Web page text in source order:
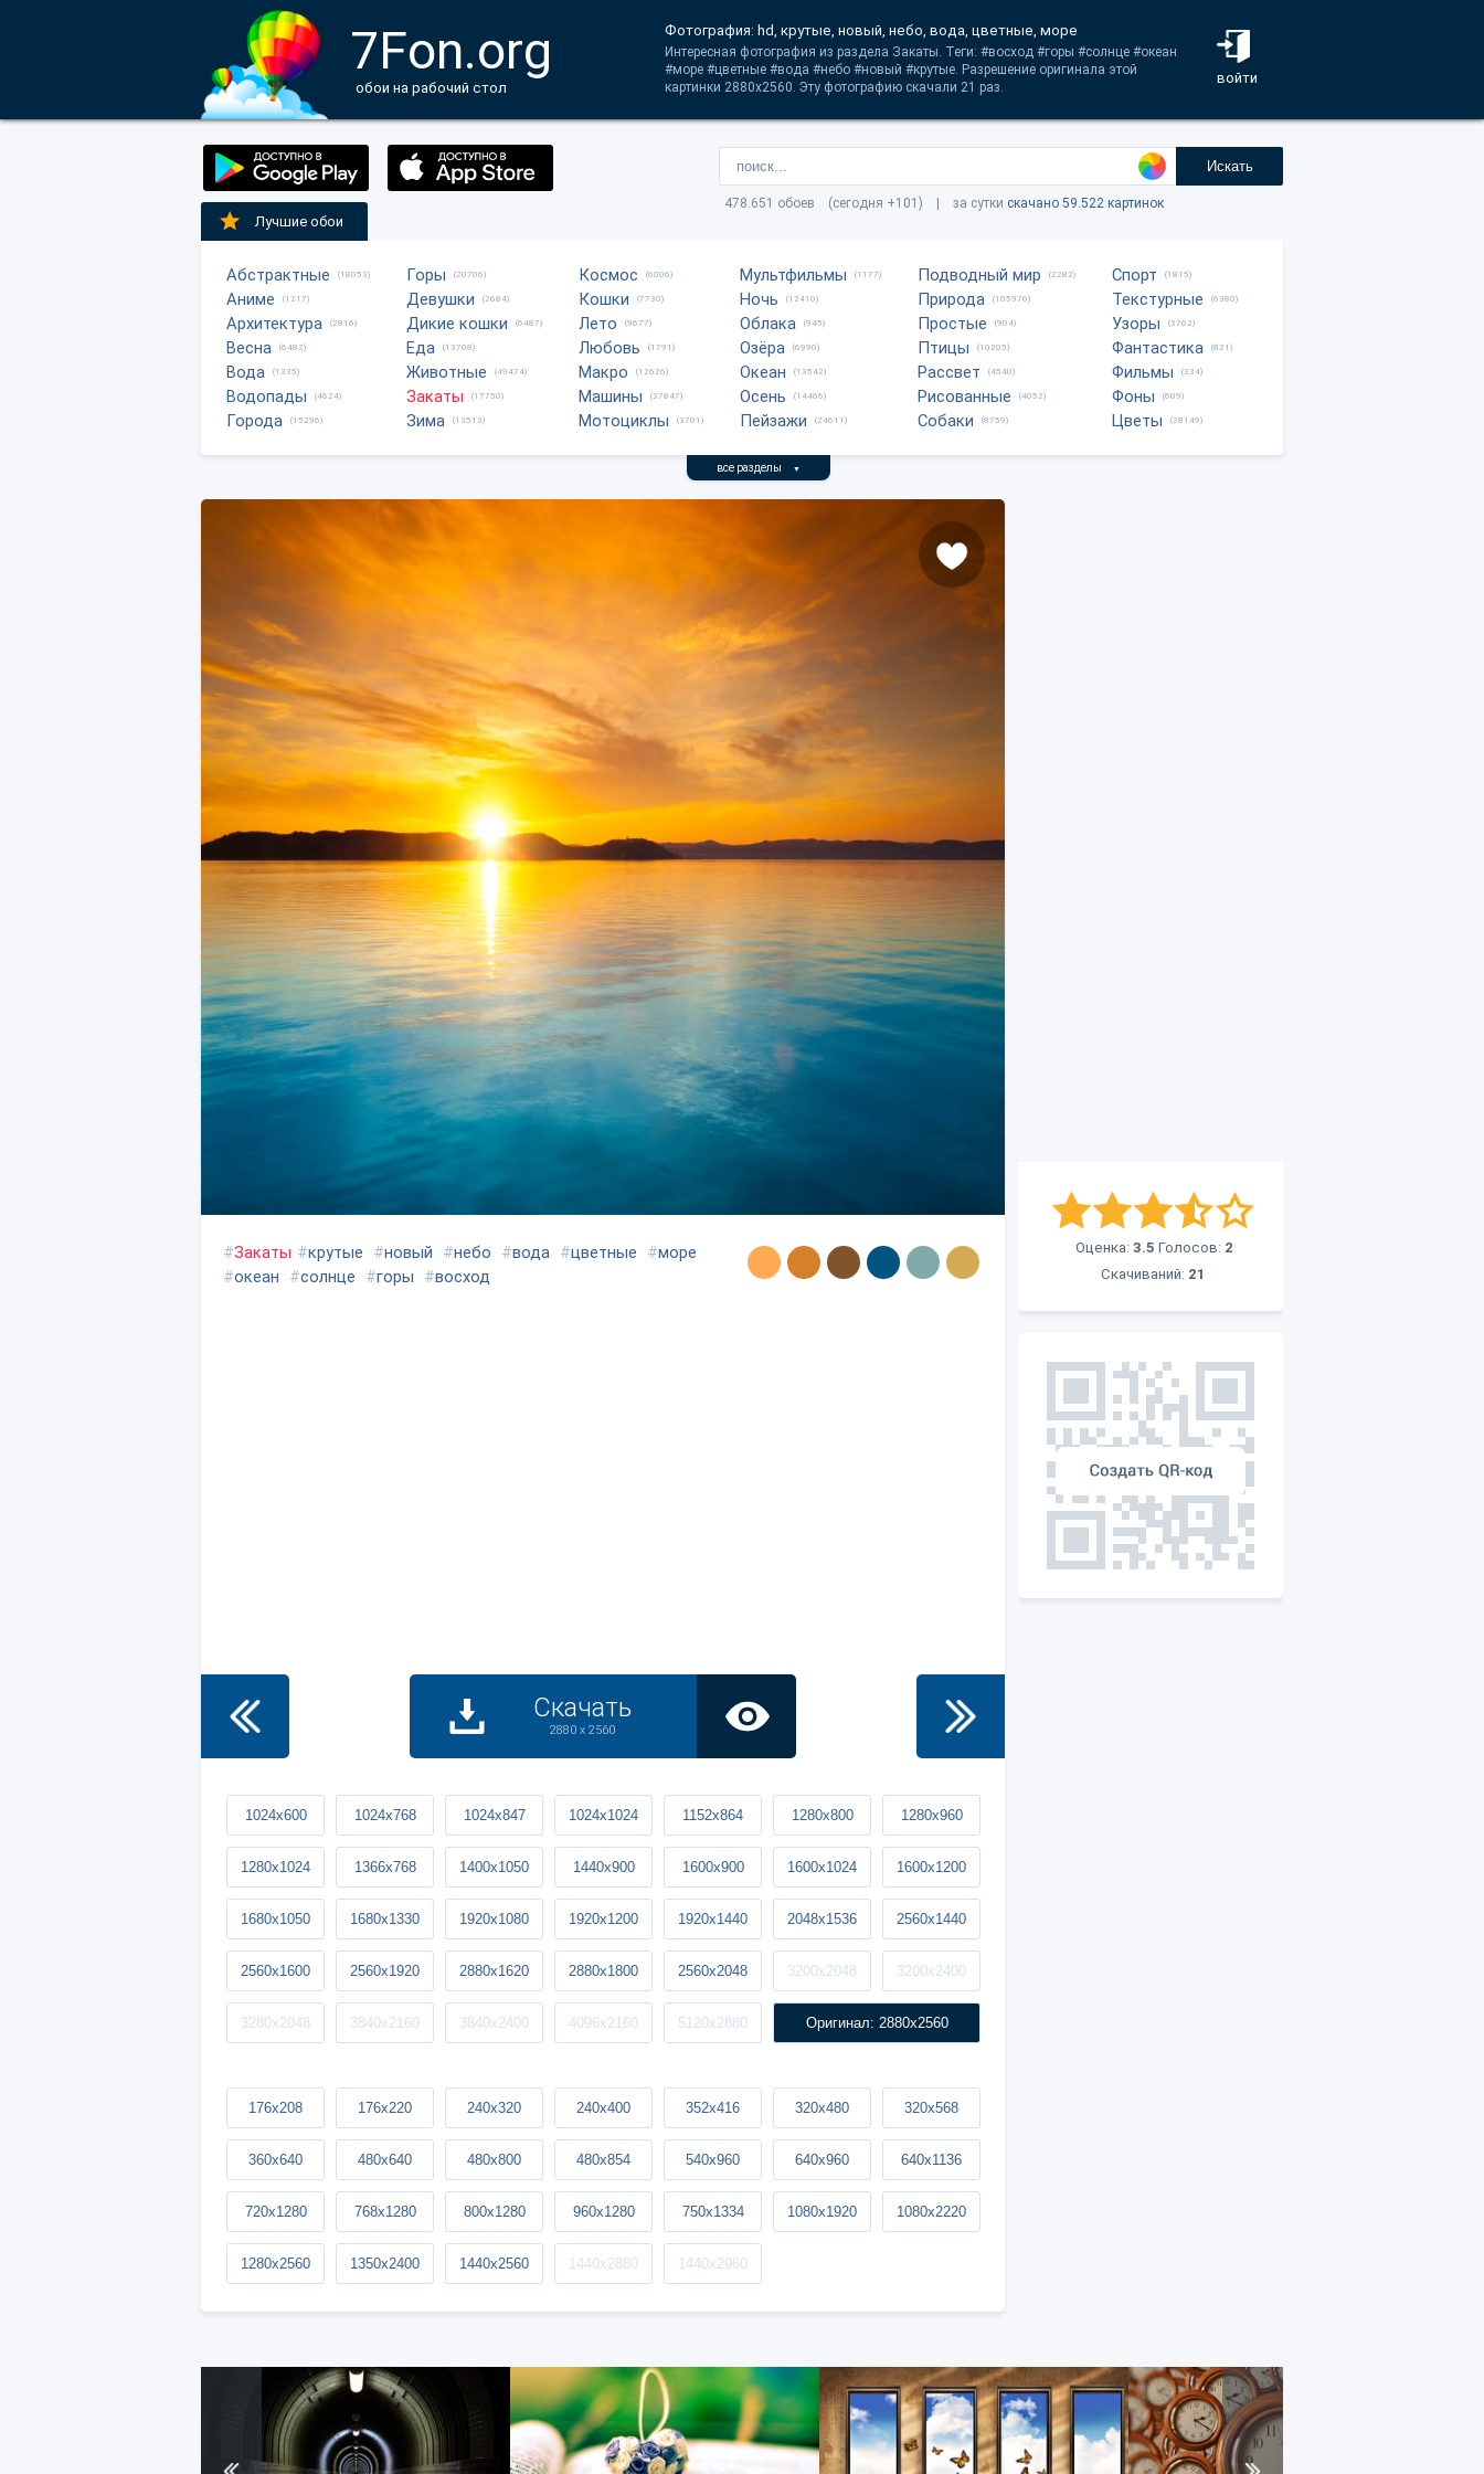
7Fon.org
обои на рабочий стол
войти
Фотография: hd, крутые, новый, небо, вода, цветные, море
Интересная фотография из раздела Закаты. Теги: #восход #горы #солнце #океан
#море #цветные #вода #небо #новый #крутые. Разрешение оригинала этой
картинки 2880x2560. Эту фотографию скачали 21 раз.
Искать
478.651 обоев (сегодня +101) | за сутки скачано 59.522 картинок
Лучшие обои
Абстрактные (18053)
Аниме (1217)
Архитектура (2816)
Весна (6482)
Вода (1335)
Водопады (4624)
Города (15296)
Горы (20706)
Девушки (2684)
Дикие кошки (6487)
Еда (13708)
Животные (49474)
Закаты (17750)
Зима (13513)
Космос (6006)
Кошки (7730)
Лето (9677)
Любовь (1791)
Макро (12626)
Машины (37847)
Мотоциклы (3701)
Мультфильмы (1177)
Ночь (12410)
Облака (945)
Озёра (6990)
Океан (13542)
Осень (14466)
Пейзажи (24611)
Подводный мир (2282)
Природа (105976)
Простые (904)
Птицы (10205)
Рассвет (4540)
Рисованные (4052)
Собаки (8759)
Спорт (1815)
Текстурные (6380)
Узоры (3762)
Фантастика (821)
Фильмы (334)
Фоны (609)
Цветы (28149)
все разделы ▼
Оценка: 3.5 Голосов: 2
Скачиваний: 21
#Закаты #крутые #новый #небо #вода #цветные #море
#океан #солнце #горы #восход
Скачать
2880 x 2560
1024x600 1024x768 1024x847 1024x1024 1152x864 1280x800 1280x960
1280x1024 1366x768 1400x1050 1440x900 1600x900 1600x1024 1600x1200
1680x1050 1680x1330 1920x1080 1920x1200 1920x1440 2048x1536 2560x1440
2560x1600 2560x1920 2880x1620 2880x1800 2560x2048 3200x2048 3200x2400
3280x2048 3840x2160 3840x2400 4096x2160 5120x2880 Оригинал: 2880x2560
176x208 176x220 240x320 240x400 352x416 320x480 320x568
360x640 480x640 480x800 480x854 540x960 640x960 640x1136
720x1280 768x1280 800x1280 960x1280 750x1334 1080x1920 1080x2220
1280x2560 1350x2400 1440x2560 1440x2880 1440x2960